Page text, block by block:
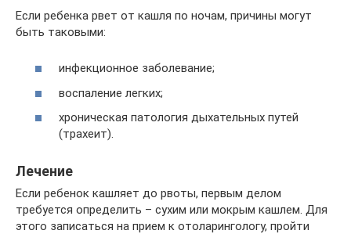
Если ребенка рвет от кашля по ночам, причины могут
быть таковыми:
инфекционное заболевание;
воспаление легких;
хроническая патология дыхательных путей
(трахеит).
Лечение
Если ребенок кашляет до рвоты, первым делом
требуется определить – сухим или мокрым кашлем. Для
этого записаться на прием к отоларингологу, пройти